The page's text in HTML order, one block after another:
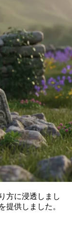
方に浸透しまし
提供しました。